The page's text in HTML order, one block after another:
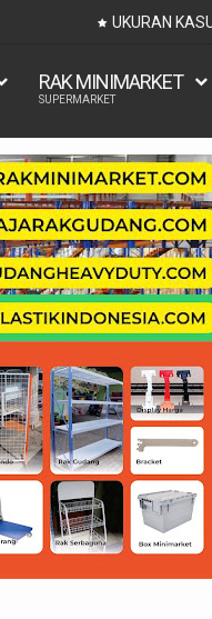
120x200, 140x200,
RAK MINIMARKET
SUPERMARKET